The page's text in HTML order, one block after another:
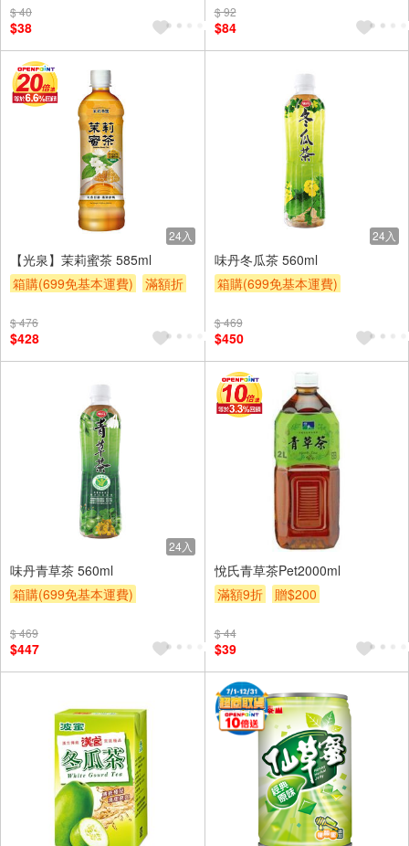
$ 40
$38
$ 92
$84
24入
【光泉】茉莉蜜茶 585ml
箱購(699免基本運費)
滿額折
$ 476
$428
24入
味丹冬瓜茶 560ml
箱購(699免基本運費)
$ 469
$450
24入
味丹青草茶 560ml
箱購(699免基本運費)
$ 469
$447
悅氏青草茶Pet2000ml
滿額9折
贈$200
$ 44
$39